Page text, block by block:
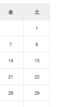
金 土
1
7 8
14 15
21 22
28 29